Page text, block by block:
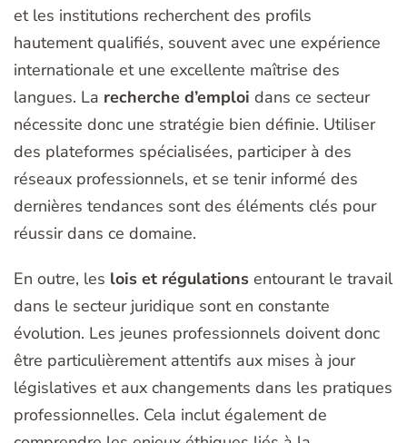
et les institutions recherchent des profils
hautement qualifiés, souvent avec une expérience
internationale et une excellente maîtrise des
langues. La recherche d’emploi dans ce secteur
nécessite donc une stratégie bien définie. Utiliser
des plateformes spécialisées, participer à des
réseaux professionnels, et se tenir informé des
dernières tendances sont des éléments clés pour
réussir dans ce domaine.
En outre, les lois et régulations entourant le travail
dans le secteur juridique sont en constante
évolution. Les jeunes professionnels doivent donc
être particulièrement attentifs aux mises à jour
législatives et aux changements dans les pratiques
professionnelles. Cela inclut également de